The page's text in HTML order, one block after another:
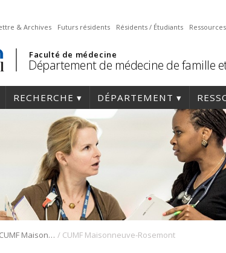
& Archives Futurs résidents Résidents / Étudiants
Faculté de médecine
Département de médecine de famille
RECHERCHE DÉPARTEMENT
Portrait de la CUMF Maisonneuve-Rosemont | Pour et par les résidents! / CUMF Maisonneuve-Rosemont